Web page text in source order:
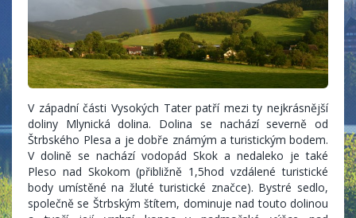
V západní části Vysokých Tater patří mezi ty nejkrásnější
doliny Mlynická dolina. Dolina se nachází severně od
Štrbského Plesa a je dobře známým a turistickým bodem.
V dolině se nachází vodopád Skok a nedaleko je také
Pleso nad Skokom (přibližně 1,5hod vzdálené turistické
body umístěné na žluté turistické značce). Bystré sedlo,
společně se Štrbským štítem, dominuje nad touto dolinou